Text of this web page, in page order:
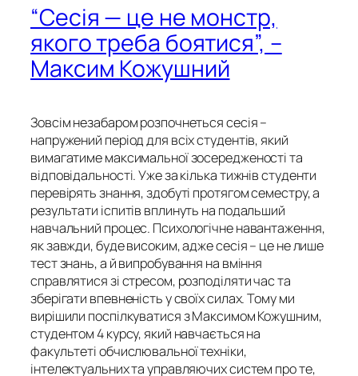
“Сесія — це не монстр,
якого треба боятися”, –
Максим Кожушний
Зовсім незабаром розпочнеться сесія –
напружений період для всіх студентів, який
вимагатиме максимальної зосередженості та
відповідальності. Уже за кілька тижнів студенти
перевірять знання, здобуті протягом семестру, а
результати іспитів вплинуть на подальший
навчальний процес. Психологічне навантаження,
як завжди, буде високим, адже сесія – це не лише
тест знань, а й випробування на вміння
справлятися зі стресом, розподіляти час та
зберігати впевненість у своїх силах. Тому ми
вирішили поспілкуватися з Максимом Кожушним,
студентом 4 курсу, який навчається на
факультеті обчислювальної техніки,
інтелектуальних та управляючих систем про те,